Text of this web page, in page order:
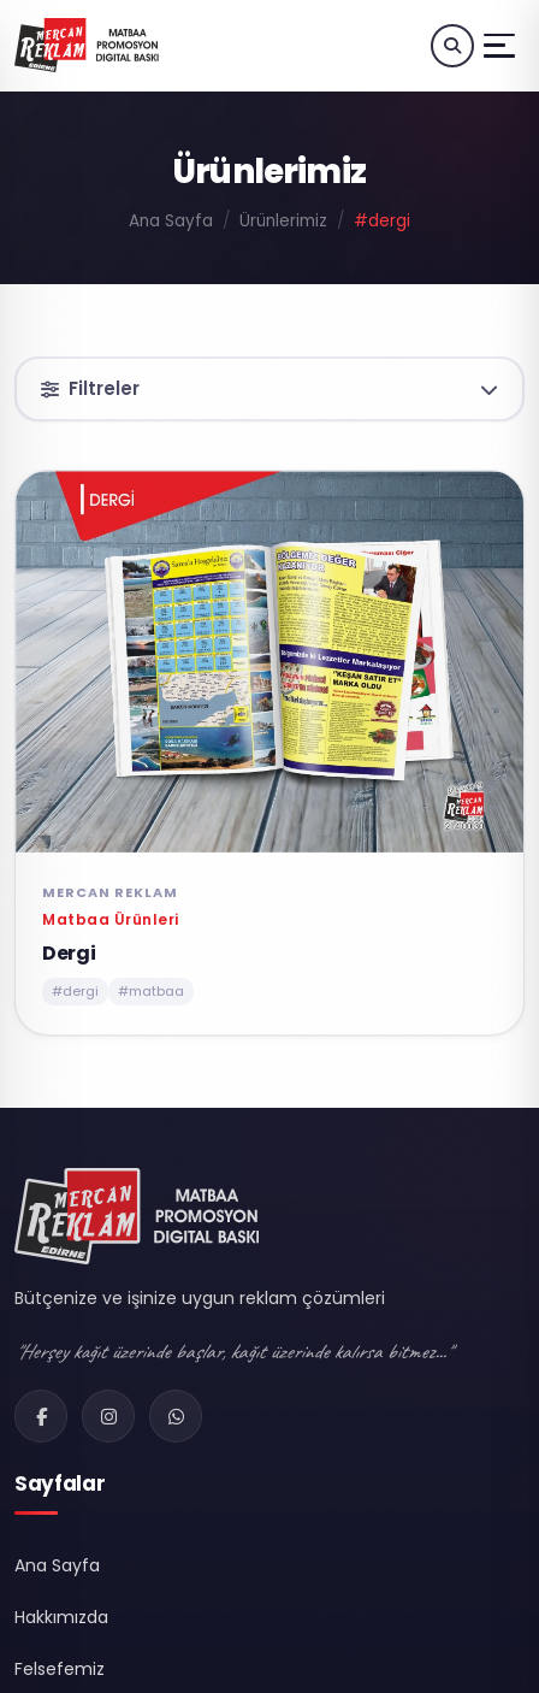
Ürünlerimiz
Ana Sayfa Ürünlerimiz #dergi
Filtreler
MERCAN REKLAM
Matbaa Ürünleri
Dergi
#dergi #matbaa
Bütçenize ve işinize uygun reklam çözümleri
"Herşey kağıt üzerinde başlar, kağıt üzerinde kalırsa bitmez..."
Sayfalar
Ana Sayfa
Hakkımızda
Felsefemiz